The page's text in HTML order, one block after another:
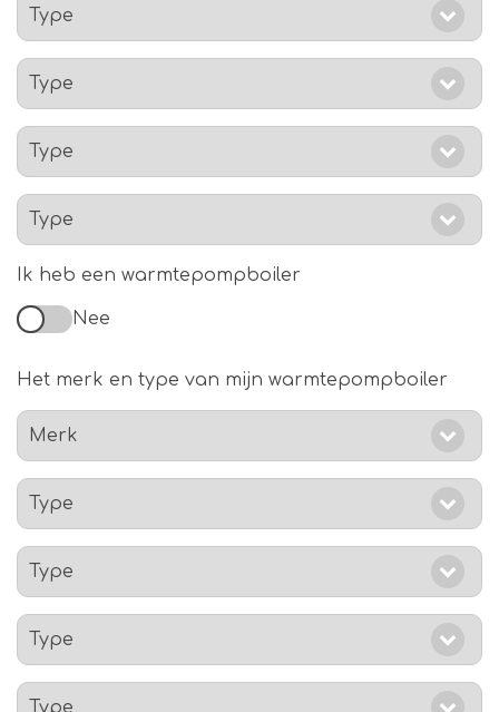
Ik heb een warmtepompboiler
Nee
Het merk en type van mijn warmtepompboiler